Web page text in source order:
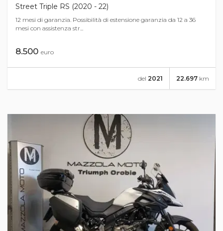
Street Triple RS (2020 - 22)
12 mesi di garanzia. Possibilità di estensione garanzia da 12 a 36
mesi con assistenza str...
8.500 euro
22.697 km
del 2021